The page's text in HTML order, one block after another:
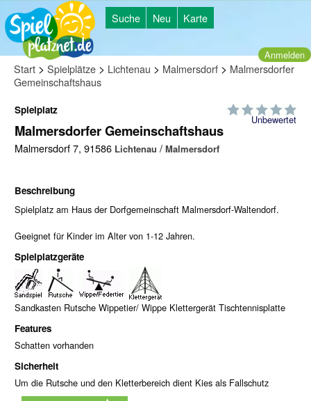
Suche Neu Karte
Anmelden
Start > Spielplätze > Lichtenau > Malmersdorf > Malmersdorfer
Gemeinschaftshaus
Unbewertet
Spielplatz
Malmersdorfer Gemeinschaftshaus
Malmersdorf 7, 91586 Lichtenau / Malmersdorf
Beschreibung
Spielplatz am Haus der Dorfgemeinschaft Malmersdorf-Waltendorf.
Geeignet für Kinder im Alter von 1-12 Jahren.
Spielplatzgeräte
Sandkasten Rutsche Wippetier/ Wippe Klettergerät Tischtennisplatte
Features
Schatten vorhanden
Sicherheit
Um die Rutsche und den Kletterbereich dient Kies als Fallschutz